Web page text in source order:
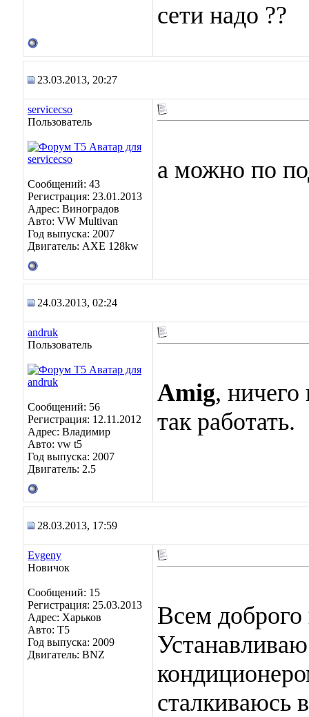
сети надо ??
23.03.2013, 20:27
servicecso
Пользователь
Сообщений: 43
Регистрация: 23.01.2013
Адрес: Виноградoв
Авто: VW Multivan
Год выпуска: 2007
Двигатель: AXE 128kw
а можно по
24.03.2013, 02:24
andruk
Пользователь
Сообщений: 56
Регистрация: 12.11.2012
Адрес: Владимир
Авто: vw t5
Год выпуска: 2007
Двигатель: 2.5
Amig, ничего
так работать.
28.03.2013, 17:59
Evgeny
Новичок
Сообщений: 15
Регистрация: 25.03.2013
Адрес: Харьков
Авто: Т5
Год выпуска: 2009
Двигатель: BNZ
Всем
сталкиваюсь